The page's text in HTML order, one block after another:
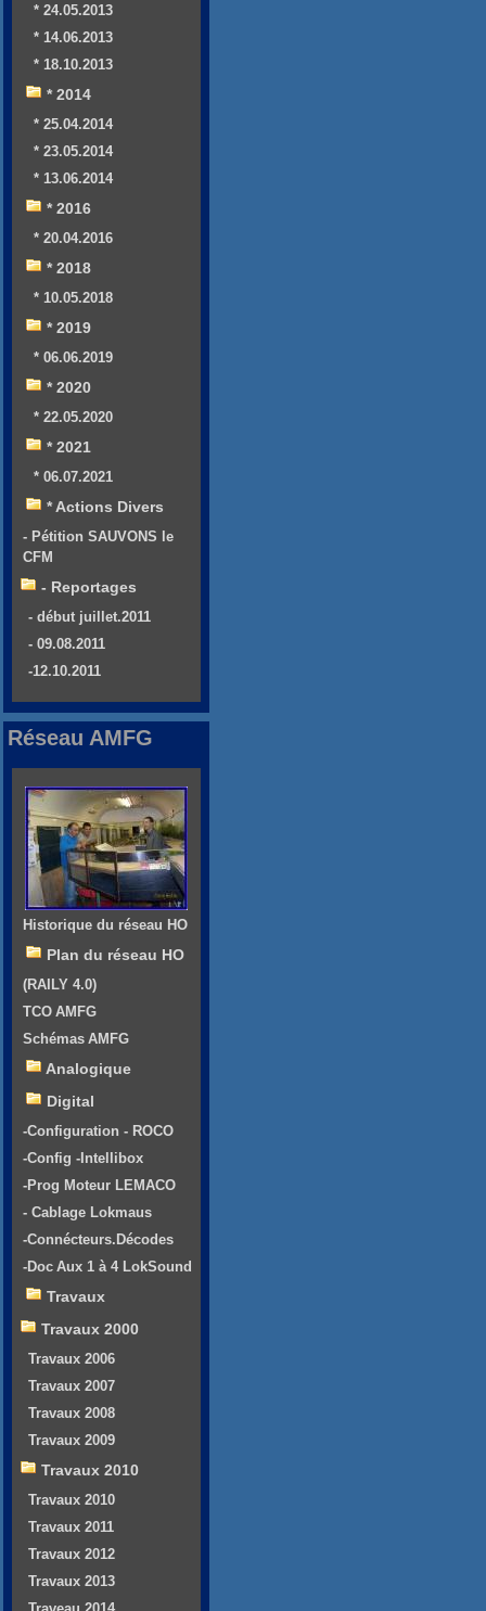
* 24.05.2013
* 14.06.2013
* 18.10.2013
* 2014
* 25.04.2014
* 23.05.2014
* 13.06.2014
* 2016
* 20.04.2016
* 2018
* 10.05.2018
* 2019
* 06.06.2019
* 2020
* 22.05.2020
* 2021
* 06.07.2021
* Actions Divers
- Pétition SAUVONS le
CFM
- Reportages
- début juillet.2011
- 09.08.2011
-12.10.2011
Réseau AMFG
Historique du réseau HO
Plan du réseau HO
(RAILY 4.0)
TCO AMFG
Schémas AMFG
Analogique
Digital
-Configuration - ROCO
-Config -Intellibox
-Prog Moteur LEMACO
- Cablage Lokmaus
-Connécteurs.Décodes
-Doc Aux 1 à 4 LokSound
Travaux
Travaux 2000
Travaux 2006
Travaux 2007
Travaux 2008
Travaux 2009
Travaux 2010
Travaux 2010
Travaux 2011
Travaux 2012
Travaux 2013